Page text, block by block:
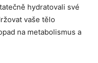
hydratovali své
vaše tělo
na metabolismus a